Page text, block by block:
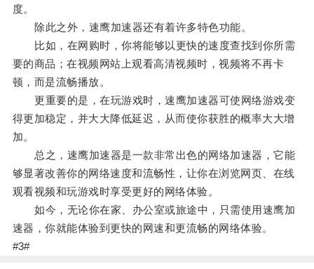
度。
除此之外，速鹰加速器还有着许多特色功能。
比如，在网购时，你将能够以更快的速度查找到你所需
要的商品；在视频网站上观看高清视频时，视频将不再卡
顿，而是流畅播放。
更重要的是，在玩游戏时，速鹰加速器可使网络游戏变
得更加稳定，并大大降低延迟，从而使你获胜的概率大大增
加。
总之，速鹰加速器是一款非常出色的网络加速器，它能
够显著改善你的网络速度和流畅性，让你在浏览网页、在线
观看视频和玩游戏时享受更好的网络体验。
如今，无论你在家、办公室或旅途中，只需使用速鹰加
速器，你就能体验到更快的网速和更流畅的网络体验。
#3#